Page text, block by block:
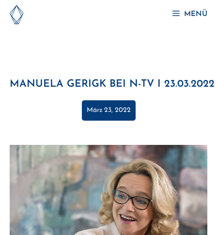
Zum
Inhalt
MENÜ
MANUELA GERIGK BEI N-TV I 23.03.2022
März 23, 2022